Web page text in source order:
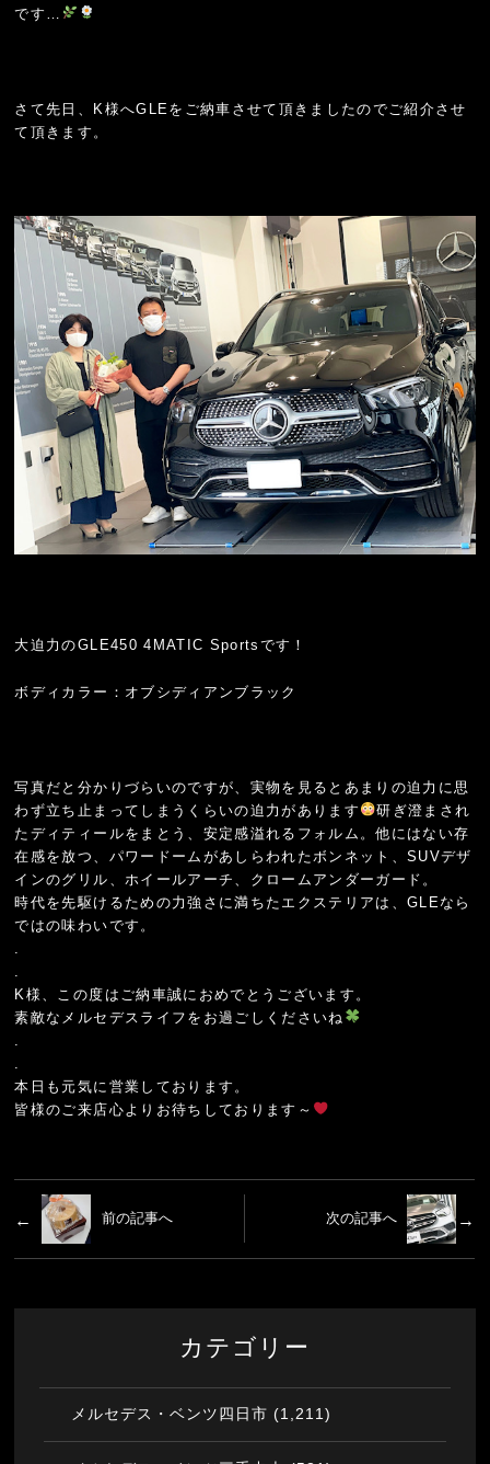
です…
さて先日、K様へGLEをご納車させて頂きましたのでご紹介させ
て頂きます。
大迫力のGLE450 4MATIC Sportsです！
ボディカラー：オブシディアンブラック
写真だと分かりづらいのですが、実物を見るとあまりの迫力に思
わず立ち止まってしまうくらいの迫力があります
研ぎ澄まされ
たディティールをまとう、安定感溢れるフォルム。他にはない存
在感を放つ、パワードームがあしらわれたボンネット、SUVデザ
インのグリル、ホイールアーチ、クロームアンダーガード。
時代を先駆けるための力強さに満ちたエクステリアは、GLEなら
ではの味わいです。
K様、この度はご納車誠におめでとうございます。
素敵なメルセデスライフをお過ごしくださいね
本日も元気に営業しております。
皆様のご来店心よりお待ちしております～
前の記事へ 次の記事へ
カテゴリー
メルセデス・ベンツ四日市 (1,211)